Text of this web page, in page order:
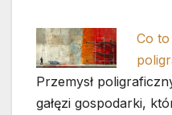
Co to
Przemysł
gałęzi gospodarki,